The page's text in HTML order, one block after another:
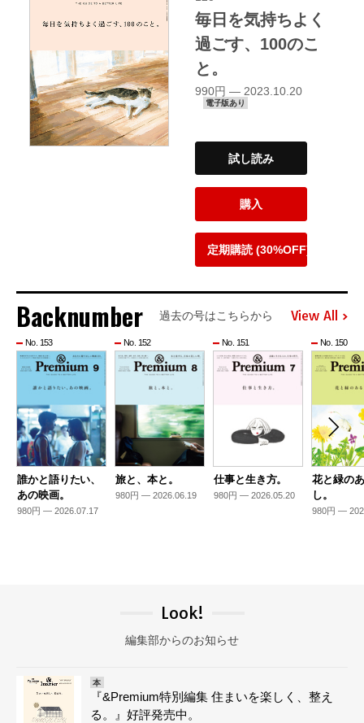
毎日を気持ちよく
過ごす、100のこ
と。
990円 — 2023.10.20
電子版あり
試し読み
購入
定期購読 (30%OFF)
Backnumber 過去の号はこちらから View All
No. 153
誰かと語りたい、
あの映画。
980円 — 2026.07.17
No. 152
旅と、本と。
980円 — 2026.06.19
No. 151
仕事と生き方。
980円 — 2026.05.20
No. 150
花と緑の
し。
980円 —
Look!
編集部からのお知らせ
本
『&Premium特別編集 住まいを楽しく、整え
る。』好評発売中。